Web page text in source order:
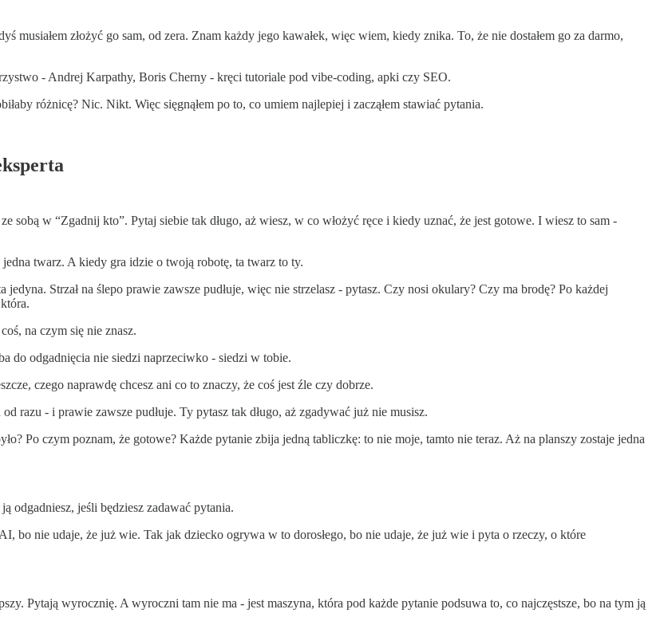
musiałem złożyć go sam, od zera. Znam każdy jego kawałek, więc wiem, kiedy znika. To, że nie dostałem go za darmo,
- Andrej Karpathy, Boris Cherny - kręci tutoriale pod vibe-coding, apki czy SEO.
różnicę? Nic. Nikt. Więc sięgnąłem po to, co umiem najlepiej i zacząłem stawiać pytania.
sobą w “Zgadnij kto”. Pytaj siebie tak długo, aż wiesz, w co włożyć ręce i kiedy uznać, że jest gotowe. I wiesz to sam -
twarz. A kiedy gra idzie o twoją robotę, ta twarz to ty.
Strzał na ślepo prawie zawsze pudłuje, więc nie strzelasz - pytasz. Czy nosi okulary? Czy ma brodę? Po każdej
na czym się nie znasz.
do odgadnięcia nie siedzi naprzeciwko - siedzi w tobie.
czego naprawdę chcesz ani co to znaczy, że coś jest źle czy dobrze.
razu - i prawie zawsze pudłuje. Ty pytasz tak długo, aż zgadywać już nie musisz.
Po czym poznam, że gotowe? Każde pytanie zbija jedną tabliczkę: to nie moje, tamto nie teraz. Aż na planszy zostaje jedna
odgadniesz, jeśli będziesz zadawać pytania.
bo nie udaje, że już wie. Tak jak dziecko ogrywa w to dorosłego, bo nie udaje, że już wie i pyta o rzeczy, o które
Pytają wyrocznię. A wyroczni tam nie ma - jest maszyna, która pod każde pytanie podsuwa to, co najczęstsze, bo na tym ją